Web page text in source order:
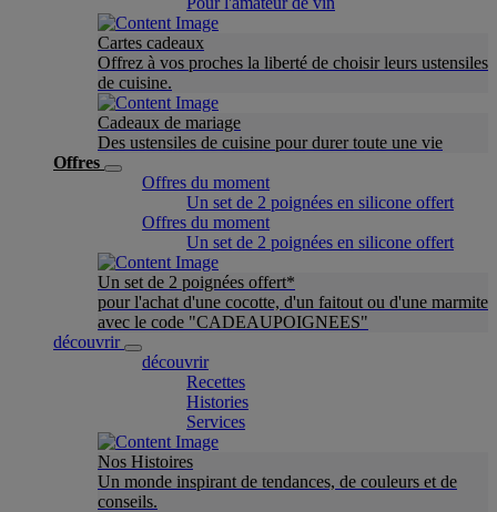
Cartes cadeaux
Offrez à vos proches la liberté de choisir leurs ustensiles
de cuisine.
Cadeaux de mariage
Des ustensiles de cuisine pour durer toute une vie
Offres
Offres du moment
Un set de 2 poignées en silicone offert
Offres du moment
Un set de 2 poignées en silicone offert
Un set de 2 poignées offert*
pour l'achat d'une cocotte, d'un faitout ou d'une marmite
avec le code "CADEAUPOIGNEES"
découvrir
découvrir
Recettes
Histories
Services
Nos Histoires
Un monde inspirant de tendances, de couleurs et de
conseils.